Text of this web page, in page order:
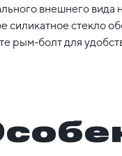
внешнего вида
силикатное стекло
рым-болт для